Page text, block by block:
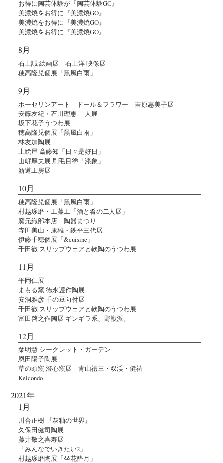
お得に陶芸体験が『陶芸体験GO』
美濃焼をお得に『美濃焼GO』
美濃焼をお得に『美濃焼GO』
美濃焼をお得に『美濃焼GO』
8月
石上誠 絵画展 石上洋 映像展
穂高隆児個展「黑風白雨」
9月
ポーセリンアート ドール＆フラワー 吉原惠美子展
安藤友紀・石川理恵 二人展
坂下花子うつわ展
穂高隆児個展「黑風白雨」
林友加陶展
上絵屋 斎藤知「日々是好日」
山㟁厚夫展 刷毛目塗「漆象」
新道工房展
10月
穂高隆児個展「黑風白雨」
村越琢磨・工藤工「酒と肴の二人展」
窯元織部本店 陶器まつり
寺田美山・康雄・鉄平三代展
伊藤千穂個展「&cuisine」
千田徹 スリップウェアと軟陶のうつわ展
11月
平岡仁展
まもる窯 徳永護作陶展
安洞雅彦 千の豆向付展
千田徹 スリップウェアと軟陶のうつわ展
富田啓之作陶展 ギンギラ系、野獣派。
12月
葉明慧 シークレット・ガーデン
恩田陽子陶展
草の頭窯 澄心窯展 青山禮三・双渓・健祐
Keicondo
2021年
1月
川合正樹 『灰釉の世界』
久保田健司陶展
藤井敬之喜寿展
「みんなでいきたい2」
村越琢磨陶展「坐花酔月」